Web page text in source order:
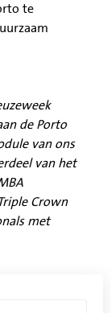
te
de Porto
van ons
van het
Crown
met